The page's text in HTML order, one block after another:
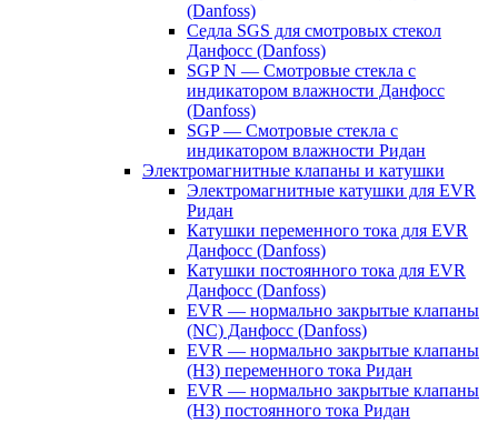
(Danfoss)
Седла SGS для смотровых стекол
Данфосс (Danfoss)
SGP N — Смотровые стекла с
индикатором влажности Данфосс
(Danfoss)
SGP — Смотровые стекла с
индикатором влажности Ридан
Электромагнитные клапаны и катушки
Электромагнитные катушки для EVR
Ридан
Катушки переменного тока для EVR
Данфосс (Danfoss)
Катушки постоянного тока для EVR
Данфосс (Danfoss)
EVR — нормально закрытые клапаны
(NC) Данфосс (Danfoss)
EVR — нормально закрытые клапаны
(НЗ) переменного тока Ридан
EVR — нормально закрытые клапаны
(НЗ) постоянного тока Ридан